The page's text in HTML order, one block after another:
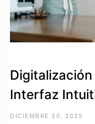
Interfaz
DICIEMBRE 30, 2025